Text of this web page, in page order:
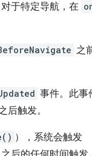
于特定导航，在
之
事件。此事
后触发。
），系统会触发